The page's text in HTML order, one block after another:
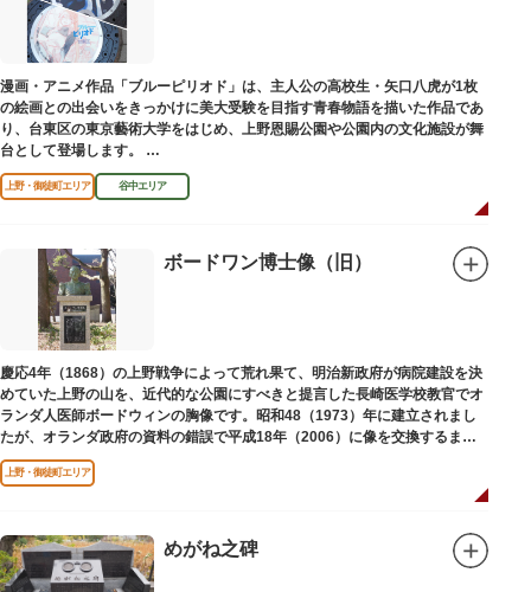
漫画・アニメ作品「ブルーピリオド」は、主人公の高校生・矢口八虎が1枚
の絵画との出会いをきっかけに美大受験を目指す青春物語を描いた作品であ
り、台東区の東京藝術大学をはじめ、上野恩賜公園や公園内の文化施設が舞
台として登場します。
区にゆかりのある本作品を通して、新たな観光スポット創出による誘客促進
と区内観光客の回遊性向上を図るため、こちらのマンホール蓋を設置しまし
設置年月日：令和4年3月1日
上野・御徒町エリア 谷中エリア
ボードワン博士像（旧）
慶応4年（1868）の上野戦争によって荒れ果て、明治新政府が病院建設を決
めていた上野の山を、近代的な公園にすべきと提言した長崎医学校教官でオ
ランダ人医師ボードウィンの胸像です。昭和48（1973）年に建立されまし
たが、オランダ政府の資料の錯誤で平成18年（2006）に像を交換するまで
は博士の弟の像でした。
上野・御徒町エリア
めがね之碑